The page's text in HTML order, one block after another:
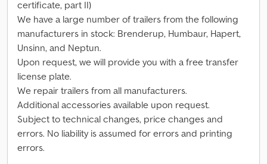
certificate, part II)
We have a large number of trailers from the following
manufacturers in stock: Brenderup, Humbaur, Hapert,
Unsinn, and Neptun.
Upon request, we will provide you with a free transfer
license plate.
We repair trailers from all manufacturers.
Additional accessories available upon request.
Subject to technical changes, price changes and
errors. No liability is assumed for errors and printing
errors.